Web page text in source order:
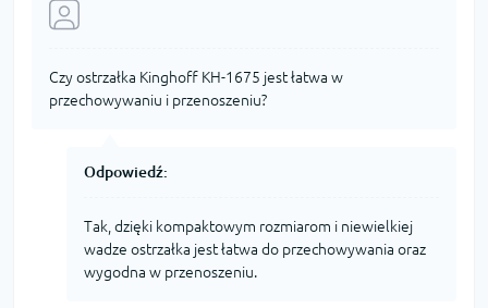
Czy ostrzałka Kinghoff KH-1675 jest łatwa w
przechowywaniu i przenoszeniu?
Odpowiedź:
Tak, dzięki kompaktowym rozmiarom i niewielkiej
wadze ostrzałka jest łatwa do przechowywania oraz
wygodna w przenoszeniu.